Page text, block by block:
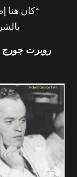
“كان هنا
بالشرطة
روبرت جورج